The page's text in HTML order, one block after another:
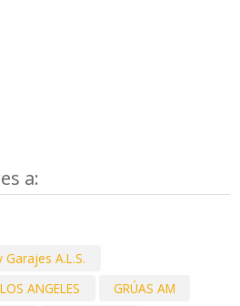
a:
A.L.S.
ANGELES
GRÚAS AM